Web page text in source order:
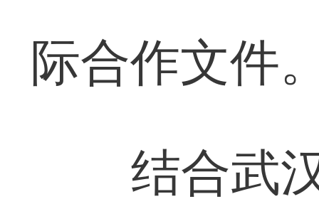
际合作文件
结合武汉